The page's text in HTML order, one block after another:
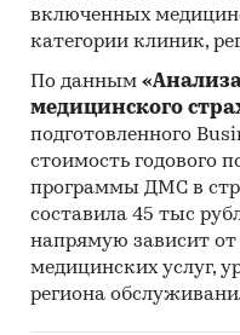
включенных
категории клиник,
По данным
медицинского
подготовленного
стоимость годового
программы ДМС в
составила 45 тыс
напрямую зависит
медицинских услуг,
региона